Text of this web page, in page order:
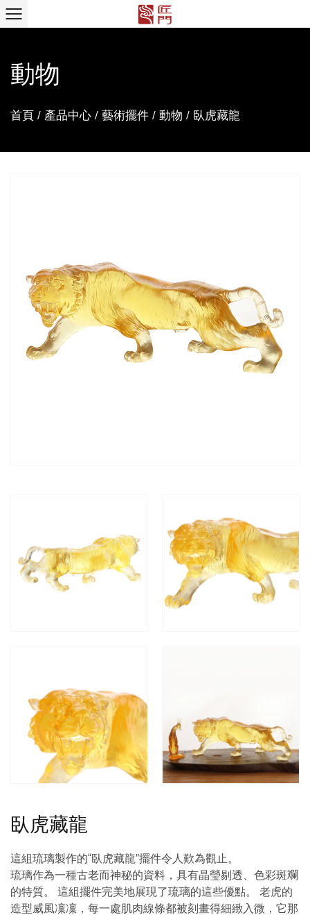
動物
首頁 / 產品中心 / 藝術擺件 / 動物 / 臥虎藏龍
臥虎藏龍
這組琉璃製作的“臥虎藏龍”擺件令人歎為觀止。
琉璃作為一種古老而神秘的資料，具有晶瑩剔透、色彩斑斕
的特質。 這組擺件完美地展現了琉璃的這些優點。 老虎的
造型威風凜凜，每一處肌肉線條都被刻畫得細緻入微，它那